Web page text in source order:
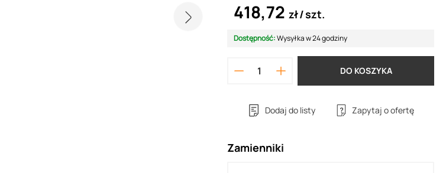
418,72 zł szt.
Dostępność:Wysyłka w 24 godziny
DO KOSZYKA
Dodaj do listy Zapytaj o ofertę
Zamienniki